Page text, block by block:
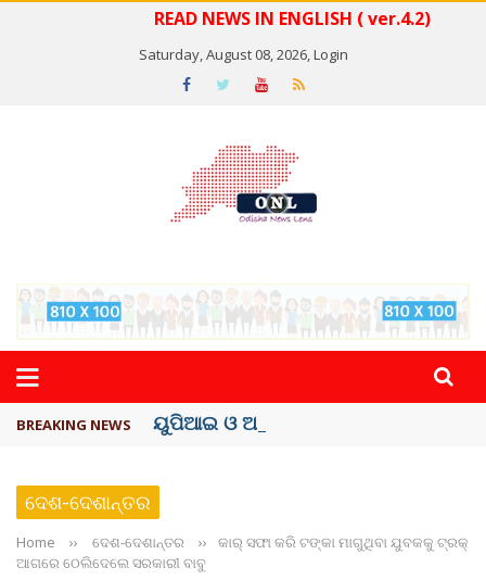
READ NEWS IN ENGLISH ( ver.4.2)
Saturday, August 08, 2026,Login
BREAKING NEWS ୟୁପିଆଇ ଓ ଅନ୍ୟାନ୍ୟ ଡିଜିଟାଲ୍ ନେଣଦେଣ ...
ଦେଶ-ଦେଶାନ୍ତର
Home ›› ଦେଶ-ଦେଶାନ୍ତର ››
କାର୍ ସଫା କରି ଟଙ୍କା ମାଗୁଥିବା ଯୁବକକୁ ଟ୍ରକ୍
ଆଗରେ ଠେଲିଦେଲେ ସରକାରୀ ବାବୁ